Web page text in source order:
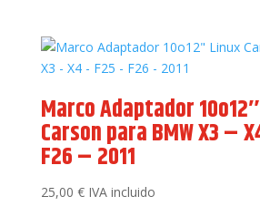
Marco Adaptador
Carson para BMW X3 –
F26 – 2011
25,00 € IVA incluido